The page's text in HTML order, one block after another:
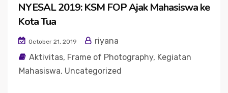
NYESAL 2019: KSM FOP Ajak Mahasiswa ke
Kota Tua
October 21, 2019
riyana
Aktivitas, Frame of Photography, Kegiatan
Mahasiswa, Uncategorized